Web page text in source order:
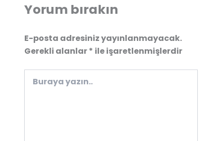
Yorum bırakın
E-posta adresiniz yayınlanmayacak.
Gerekli alanlar* ile işaretlenmişlerdir
yazın..